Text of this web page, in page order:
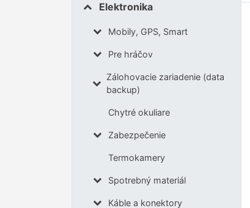
Elektronika
Mobily, GPS, Smart
Pre hráčov
Zálohovacie zariadenie (data
backup)
Chytré okuliare
Zabezpečenie
Termokamery
Spotrebný materiál
Káble a konektory